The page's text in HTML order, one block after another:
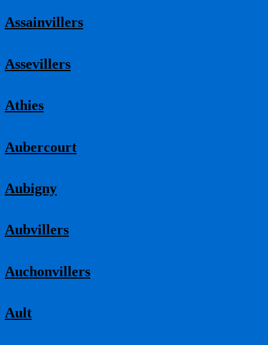
Assainvillers
Assevillers
Athies
Aubercourt
Aubigny
Aubvillers
Auchonvillers
Ault